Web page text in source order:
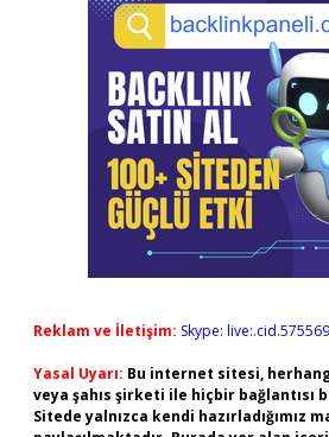
Reklam ve İletişim: Skype:
Yasal Uyarı: Bu internet sitesi,
veya şahıs şirketi ile hiçbir bağlantısı
Sitede yalnızca kendi hazırladığımız